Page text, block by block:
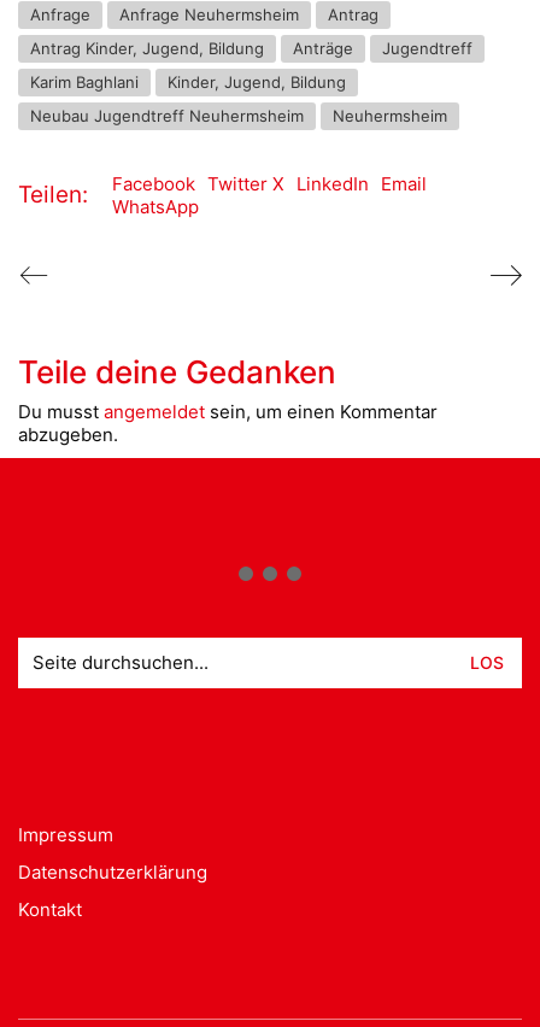
Anfrage Anfrage Neuhermsheim
Antrag
Antrag Kinder, Jugend, Bildung
Anträge
Jugendtreff
Karim Baghlani
Kinder, Jugend, Bildung
Neubau Jugendtreff Neuhermsheim
Neuhermsheim
Teilen: Facebook Twitter X LinkedIn
Email
WhatsApp
Teile deine Gedanken
Du musst angemeldet sein, um einen Kommentar
abzugeben.
nach:
Impressum
Datenschutzerklärung
Kontakt